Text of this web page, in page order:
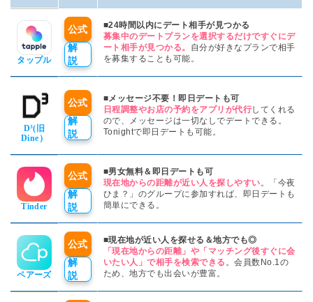
タップルの利用料金を最新の金額に更新しました。
2025年11月13日
マッチングアプリ「tokimeco」の情報を追加しました。
2025年8月21日
ページ内表示の一部を変更しました。
2025年8月13日
2025年7月28日
タイトルと見出しを修正しました。
タップル
公式
解
説
■24時間以内にデート相手が見つかる
募集中のデートプランを選択するだけですぐにデ
ート相手が見つかる。 自分が好きなプランで相手
を募集することも可能。
D³(旧
Dine）
公式
解
説
■メッセージ不要！即日デートも可
日程調整やお店の予約をアプリが代行してくれる
ので、メッセージは一切なしでデートできる。
Tonightで即日デートも可能。
Tinder
公式
解
説
■男女無料＆即日デートも可
現在地からの距離が近い人を探しやすい。「今夜
ひま？」のグループに参加すれば、即日デートも
簡単にできる。
ペアーズ
公式
解
説
■現在地が近い人を探せる＆地方でも◎
「現在地からの距離」や「マッチング後すぐに会
いたい人」で相手を検索できる 。会員数No.1の
ため、地方でも出会いが豊富。